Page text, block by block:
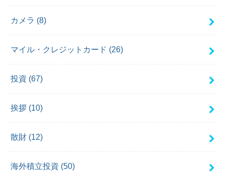
カメラ (8)
マイル・クレジットカード (26)
投資 (67)
挨拶 (10)
散財 (12)
海外積立投資 (50)